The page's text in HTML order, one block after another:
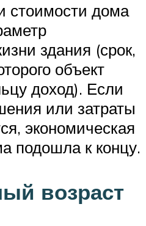
стоимости дома
здания (срок,
объект
доход). Если
или затраты
экономическая
подошла к концу.
возраст